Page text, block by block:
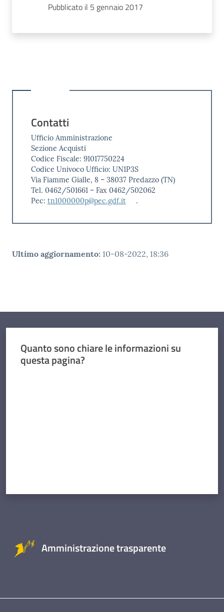
Pubblicato il 5 gennaio 2017
Contatti
Ufficio Amministrazione
Sezione Acquisti
Codice Fiscale: 91017750224
Codice Univoco Ufficio: UN1P3S
Via Fiamme Gialle, 8 – 38037 Predazzo (TN)
Tel. 0462/501661 – Fax 0462/502062
Pec: tn1000000p@pec.gdf.it .
Ultimo aggiornamento: 10-08-2022, 18:36
Quanto sono chiare le informazioni su
questa pagina?
Amministrazione trasparente